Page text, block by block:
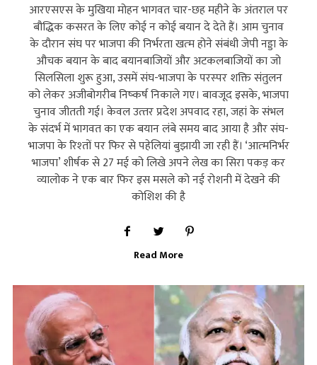
आरएसएस के मुखिया मोहन भागवत चार-छह महीने के अंतराल पर
बौद्धिक कसरत के लिए कोई न कोई बयान दे देते हैं। आम चुनाव
के दौरान संघ पर भाजपा की निर्भरता खत्‍म होने संबंधी जेपी नड्डा के
औचक बयान के बाद बयानबाजियों और अटकलबाजियों का जो
सिलसिला शुरू हुआ, उसमें संघ-भाजपा के परस्‍पर शक्ति संतुलन
को लेकर अजीबोगरीब निष्‍कर्ष निकाले गए। बावजूद इसके, भाजपा
चुनाव जीतती गई। केवल उत्‍तर प्रदेश अपवाद रहा, जहां के संभल
के संदर्भ में भागवत का एक बयान लंबे समय बाद आया है और संघ-
भाजपा के रिश्‍तों पर फिर से पहेलियां बुझायी जा रही हैं। ‘आत्‍मनिर्भर
भाजपा’ शीर्षक से 27 मई को लिखे अपने लेख का ‍सिरा पकड़ कर
व्‍यालोक ने एक बार फिर इस मसले को नई रोशनी में देखने की
कोशिश की है
Read More